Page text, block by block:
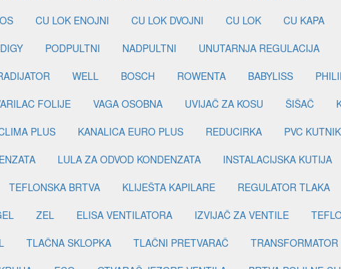
CU LOK ENOJNI CU LOK DVOJNI CU LOK CU KAPA
PODPULTNI NADPULTNI
UNUTARNJA REGULACIJA
WELL BOSCH ROWENTA BABYLISS
FOLIJE VAGA OSOBNA UVIJAČ ZA KOSU ŠIŠAČ
PLUS KANALICA EURO PLUS REDUCIRKA
PVC KUTNIK
LULA ZA ODVOD KONDENZATA
INSTALACIJSKA KUTIJA
TEFLONSKA BRTVA KLIJEŠTA KAPILARE REGULATOR TLAKA
ZEL ELISA VENTILATORA IZVIJAČ ZA VENTILE
TLAČNA SKLOPKA TLAČNI PRETVARAČ
TRANSFORMATOR